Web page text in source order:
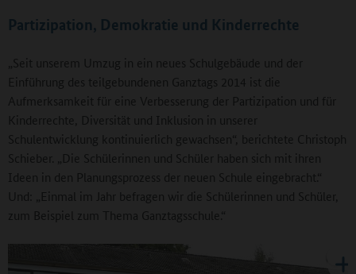
Partizipation, Demokratie und Kinderrechte
„Seit unserem Umzug in ein neues Schulgebäude und der
Einführung des teilgebundenen Ganztags 2014 ist die
Aufmerksamkeit für eine Verbesserung der Partizipation und für
Kinderrechte, Diversität und Inklusion in unserer
Schulentwicklung kontinuierlich gewachsen“, berichtete Christoph
Schieber. „Die Schülerinnen und Schüler haben sich mit ihren
Ideen in den Planungsprozess der neuen Schule eingebracht.“
Und: „Einmal im Jahr befragen wir die Schülerinnen und Schüler,
zum Beispiel zum Thema Ganztagsschule.“